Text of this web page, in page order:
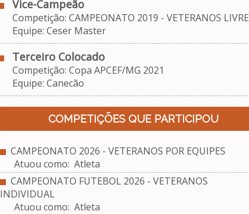
Vice-Campeão
Competição: CAMPEONATO 2019 - VETERANOS LIVRE
Equipe: Ceser Master
Terceiro Colocado
Competição: Copa APCEF/MG 2021
Equipe: Canecão
COMPETIÇÕES QUE PARTICIPOU
CAMPEONATO 2026 - VETERANOS POR EQUIPES
Atuou como: Atleta
CAMPEONATO FUTEBOL 2026 - VETERANOS
INDIVIDUAL
Atuou como: Atleta